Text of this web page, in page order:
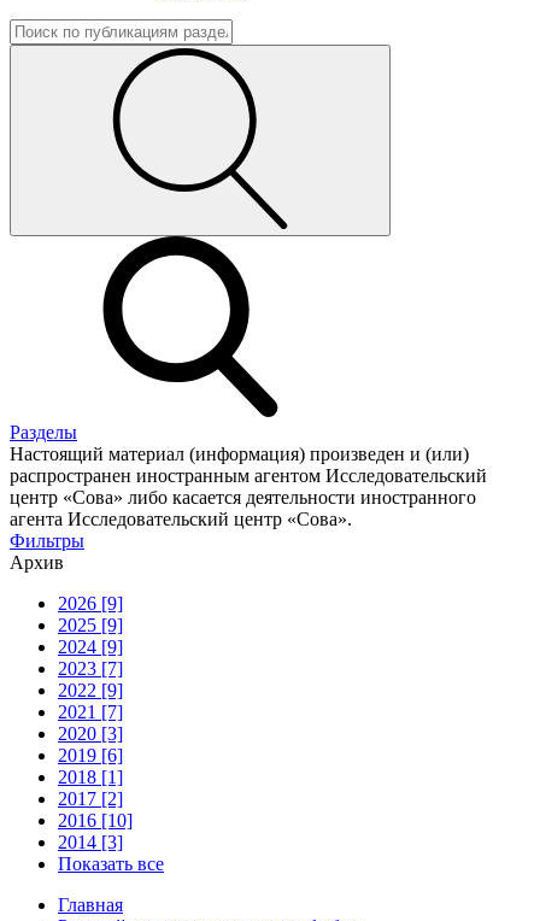
Разделы
Настоящий материал (информация) произведен и (или)
распространен иностранным агентом Исследовательский
центр «Сова» либо касается деятельности иностранного
агента Исследовательский центр «Сова».
Фильтры
Архив
2026 [9]
2025 [9]
2024 [9]
2023 [7]
2022 [9]
2021 [7]
2020 [3]
2019 [6]
2018 [1]
2017 [2]
2016 [10]
2014 [3]
Показать все
Главная